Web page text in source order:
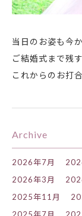
当日のお姿も今
ご結婚式まで残
これからのお打
Archive
2026年7月
2026年3月
2025年11月